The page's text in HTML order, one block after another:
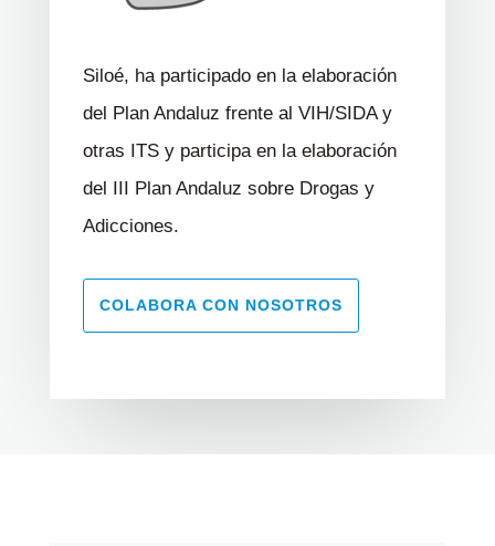
Siloé, ha participado en la elaboración
del Plan Andaluz frente al VIH/SIDA y
otras ITS y participa en la elaboración
del III Plan Andaluz sobre Drogas y
Adicciones.
COLABORA CON NOSOTROS